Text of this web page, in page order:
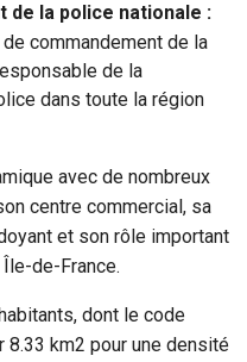
de la police nationale :
commandement de la
de la
dans toute la région
avec de nombreux
centre commercial, sa
et son rôle important
de-France.
dont le code
km2 pour une densité